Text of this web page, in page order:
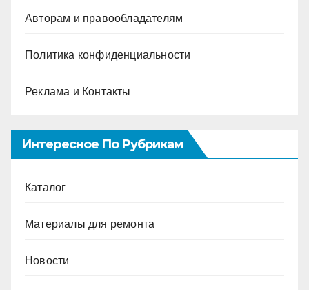
Авторам и правообладателям
Политика конфиденциальности
Реклама и Контакты
Интересное По Рубрикам
Каталог
Материалы для ремонта
Новости